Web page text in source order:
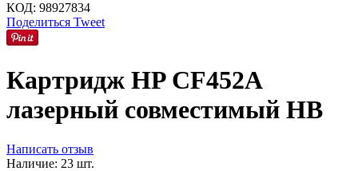
КОД: 98927834
Поделиться Tweet
Картридж HP CF452A
лазерный совместимый HB
Написать отзыв
Наличие: 23 шт.